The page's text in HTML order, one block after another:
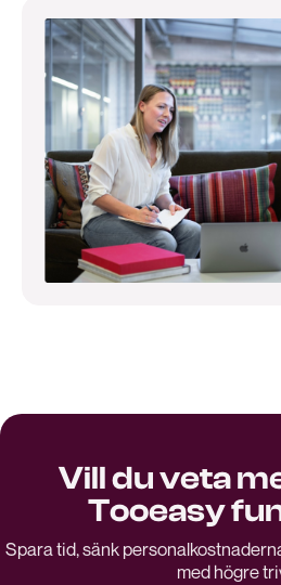
Vill du veta
Tooeasy
Spara tid, sänk
med högre